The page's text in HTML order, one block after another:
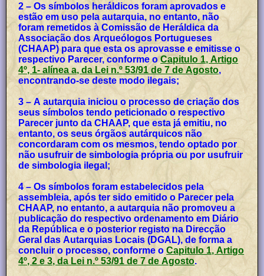
2 – Os símbolos heráldicos foram aprovados e
estão em uso pela autarquia, no entanto, não
foram remetidos à Comissão de Heráldica da
Associação dos Arqueólogos Portugueses
(CHAAP) para que esta os aprovasse e emitisse o
respectivo Parecer, conforme oCapitulo 1, Artigo
4º, 1- alínea a, da Lei n.º 53/91 de 7 de Agosto,
encontrando-se deste modo ilegais;
3 – A autarquia iniciou o processo de criação dos
seus símbolos tendo peticionado o respectivo
Parecer junto da CHAAP, que esta já emitiu, no
entanto, os seus órgãos autárquicos não
concordaram com os mesmos, tendo optado por
não usufruir de simbologia própria ou por usufruir
de simbologia ilegal;
4 – Os símbolos foram estabelecidos pela
assembleia, após ter sido emitido o Parecer pela
CHAAP, no entanto, a autarquia não promoveu a
publicação do respectivo ordenamento em Diário
da República e o posterior registo na Direcção
Geral das Autarquias Locais (DGAL), de forma a
concluir o processo, conforme oCapitulo 1, Artigo
4º, 2 e 3, da Lei n.º 53/91 de 7 de Agosto.